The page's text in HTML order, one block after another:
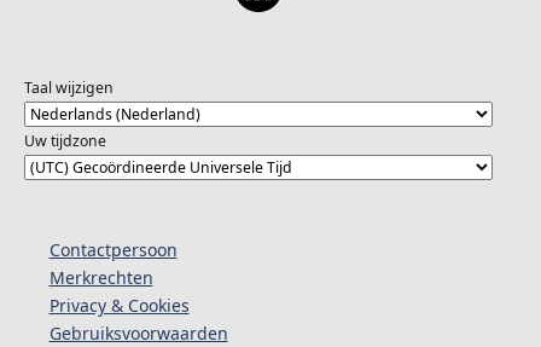
Taal wijzigen
Uw tijdzone
Contactpersoon
Merkrechten
Privacy & Cookies
Gebruiksvoorwaarden